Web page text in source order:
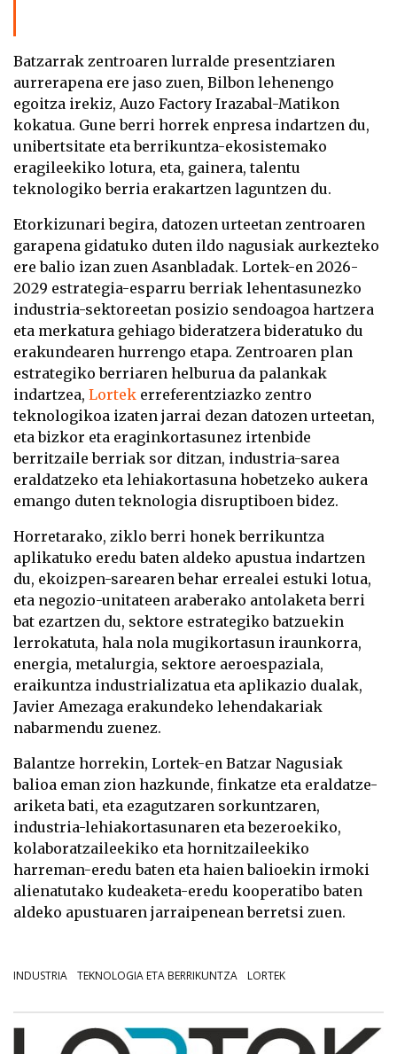
Batzarrak zentroaren lurralde presentziaren
aurrerapena ere jaso zuen, Bilbon lehenengo
egoitza irekiz, Auzo Factory Irazabal-Matikon
kokatua. Gune berri horrek enpresa indartzen du,
unibertsitate eta berrikuntza-ekosistemako
eragileekiko lotura, eta, gainera, talentu
teknologiko berria erakartzen laguntzen du.
Etorkizunari begira, datozen urteetan zentroaren
garapena gidatuko duten ildo nagusiak aurkezteko
ere balio izan zuen Asanbladak. Lortek-en 2026-
2029 estrategia-esparru berriak lehentasunezko
industria-sektoreetan posizio sendoagoa hartzera
eta merkatura gehiago bideratzera bideratuko du
erakundearen hurrengo etapa. Zentroaren plan
estrategiko berriaren helburua da palankak
indartzea, Lortek erreferentziazko zentro
teknologikoa izaten jarrai dezan datozen urteetan,
eta bizkor eta eraginkortasunez irtenbide
berritzaile berriak sor ditzan, industria-sarea
eraldatzeko eta lehiakortasuna hobetzeko aukera
emango duten teknologia disruptiboen bidez.
Horretarako, ziklo berri honek berrikuntza
aplikatuko eredu baten aldeko apustua indartzen
du, ekoizpen-sarearen behar errealei estuki lotua,
eta negozio-unitateen araberako antolaketa berri
bat ezartzen du, sektore estrategiko batzuekin
lerrokatuta, hala nola mugikortasun iraunkorra,
energia, metalurgia, sektore aeroespaziala,
eraikuntza industrializatua eta aplikazio dualak,
Javier Amezaga erakundeko lehendakariak
nabarmendu zuenez.
Balantze horrekin, Lortek-en Batzar Nagusiak
balioa eman zion hazkunde, finkatze eta eraldatze-
ariketa bati, eta ezagutzaren sorkuntzaren,
industria-lehiakortasunaren eta bezeroekiko,
kolaboratzaileekiko eta hornitzaileekiko
harreman-eredu baten eta haien balioekin irmoki
alienatutako kudeaketa-eredu kooperatibo baten
aldeko apustuaren jarraipenean berretsi zuen.
INDUSTRIA TEKNOLOGIA ETA BERRIKUNTZA LORTEK